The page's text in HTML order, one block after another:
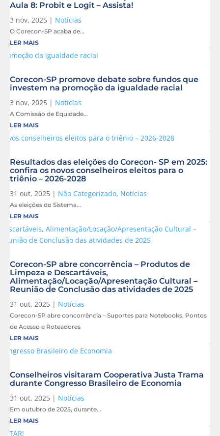
Aula 8: Probit e Logit – Assista!
3 nov, 2025 | Notícias
O Corecon-SP acaba de...
LER MAIS
Corecon-SP promove debate sobre fundos que
investem na promoção da igualdade racial
3 nov, 2025 | Notícias
A Comissão de Equidade...
LER MAIS
Resultados das eleições do Corecon- SP em 2025:
confira os novos conselheiros eleitos para o
triênio – 2026-2028
31 out, 2025 | Não Categorizado, Notícias
As eleições do Sistema...
LER MAIS
Corecon-SP abre concorrência – Produtos de
Limpeza e Descartáveis,
Alimentação/Locação/Apresentação Cultural –
Reunião de Conclusão das atividades de 2025
31 out, 2025 | Notícias
Corecon-SP abre concorrência – Suportes para Notebooks, Pontos
de Acesso e Roteadores
LER MAIS
Conselheiros visitaram Cooperativa Justa Trama
durante Congresso Brasileiro de Economia
31 out, 2025 | Notícias
Em outubro de 2025, durante...
LER MAIS